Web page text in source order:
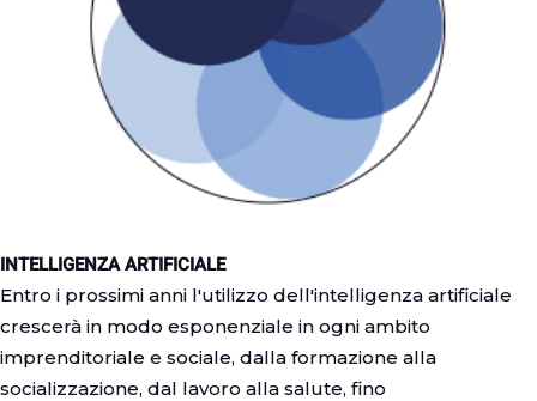
INTELLIGENZA ARTIFICIALE
Entro i prossimi anni l'utilizzo dell'intelligenza artificiale
crescerà in modo esponenziale in ogni ambito
imprenditoriale e sociale, dalla formazione alla
socializzazione, dal lavoro alla salute, fino